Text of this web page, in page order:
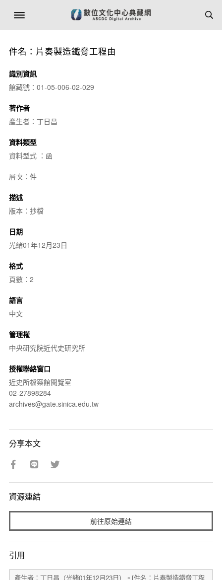
件名：片奏製造鐵脅工程由
識別資訊
館藏號：01-05-006-02-029
著作者
產生者：丁日昌
資料類型
資料型式 ：函
層次：件
描述
版本：抄檔
日期
光緒01年12月23日
格式
頁數：2
語言
中文
管理權
中央研究院近代史研究所
授權聯絡窗口
近史所檔案館閱覽室
02-27898284
archives@gate.sinica.edu.tw
分享本文
資源連結
前往原始連結
引用